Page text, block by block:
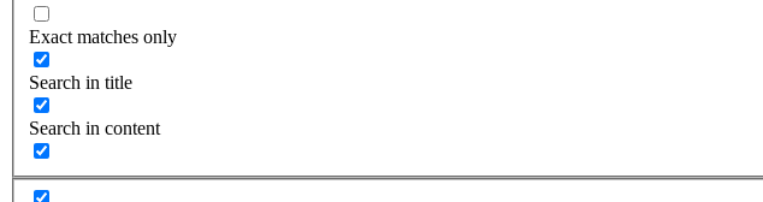
Exact matches only
Search in title
Search in content